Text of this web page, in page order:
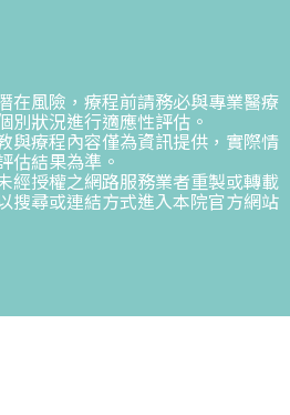
在風險，療程前請務必與專業醫療
別狀況進行適應性評估。
與療程內容僅為資訊提供，實際情
估結果為準。
經授權之網路服務業者重製或轉載
搜尋或連結方式進入本院官方網站